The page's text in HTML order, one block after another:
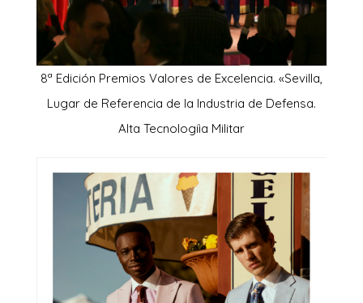
8ª Edición Premios Valores de Excelencia. «Sevilla,
Lugar de Referencia de la Industria de Defensa.
Alta Tecnologiìa Militar